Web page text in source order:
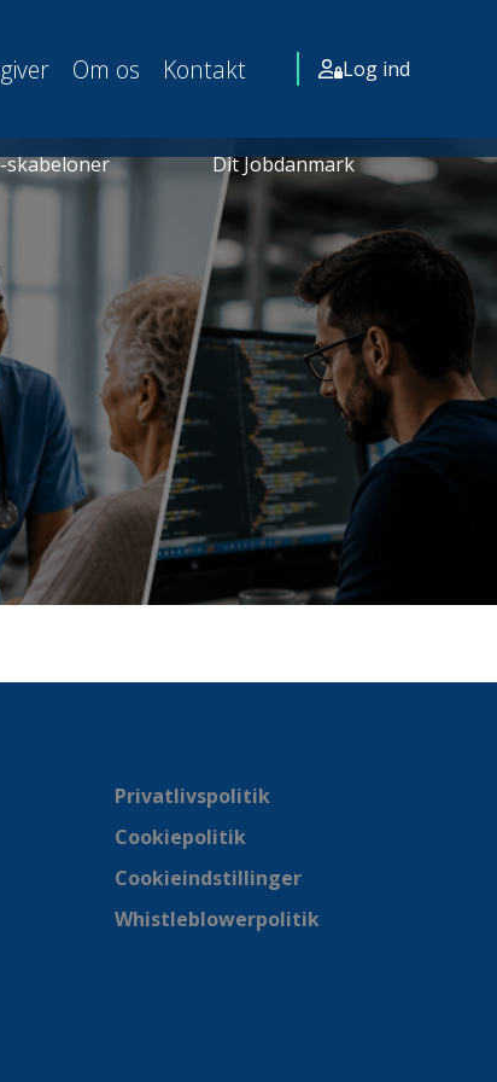
skabeloner Dit Jobdanmark
Om os Kontakt Log ind
Privatlivspolitik
Cookiepolitik
Cookieindstillinger
Whistleblowerpolitik